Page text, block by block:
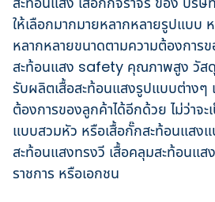
ให้เลือกมากมายหลากหลายรูปแบบ
หลากหลายขนาดตามความต้องการข
สะท้อนแสง safety คุณภาพสูง วัสดุ
รับผลิตเสื้อสะท้อนแสงรูปแบบต่างๆ
ต้องการของลูกค้าได้อีกด้วย ไม่ว่าจ
แบบสวมหัว หรือเสื้อกั๊กสะท้อนแสง
สะท้อนแสงทรงวี เสื้อคลุมสะท้อนแ
ราชการ หรือเอกชน